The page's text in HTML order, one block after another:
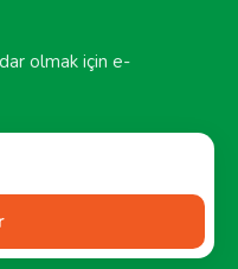
olmak için e-